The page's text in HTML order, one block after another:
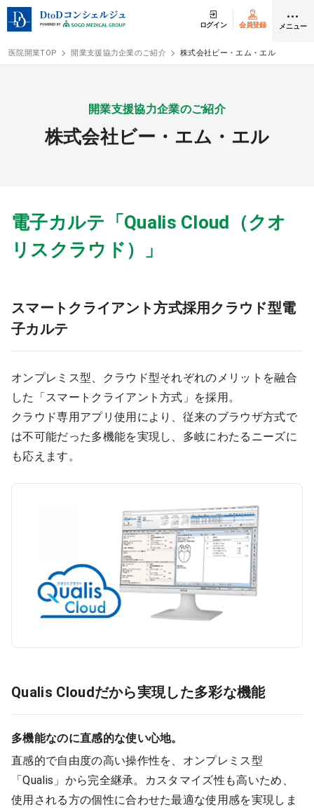
ログイン 会員登録 メニュー
クリニック開業
開業までの流れ
開業スタイル
医療モール開業
新規開業（戸建て・テナント）
コンサルタント
開業支援事例
開業支援事例
開業ノウハウ
個別相談会
診療圏調査
医師求人
DtoDとは
お問合せ
医院開業TOP 開業支援協力企業のご紹介 株式会社ビー・エム・エル
開業支援協力企業のご紹介
株式会社ビー・エム・エル
電子カルテ「Qualis Cloud（クオ
リスクラウド）」
スマートクライアント方式採用クラウド型電
子カルテ
オンプレミス型、クラウド型それぞれのメリットを融合
した「スマートクライアント方式」を採用。
クラウド専用アプリ使用により、従来のブラウザ方式で
は不可能だった多機能を実現し、多岐にわたるニーズに
も応えます。
Qualis Cloudだから実現した多彩な機能
多機能なのに直感的な使い心地。
直感的で自由度の高い操作性を、オンプレミス型
「Qualis」から完全継承。カスタマイズ性も高いため、
使用される方の個性に合わせた最適な使用感を実現しま